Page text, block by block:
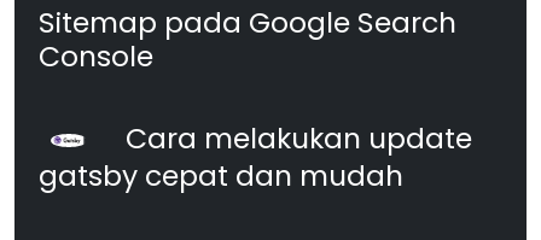
Sitemap pada Google Search
Console
Cara melakukan update
gatsby cepat dan mudah